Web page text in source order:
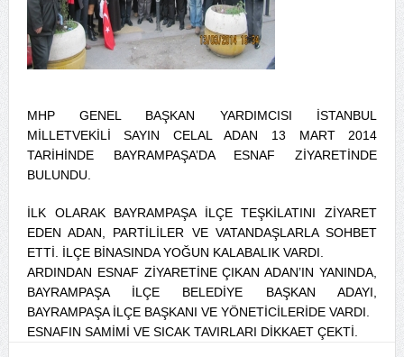
MHP GENEL BAŞKAN YARDIMCISI İSTANBUL
MİLLETVEKİLİ SAYIN CELAL ADAN 13 MART 2014
TARİHİNDE BAYRAMPAŞA’DA ESNAF ZİYARETİNDE
BULUNDU.
İLK OLARAK BAYRAMPAŞA İLÇE TEŞKİLATINI ZİYARET
EDEN ADAN, PARTİLİLER VE VATANDAŞLARLA SOHBET
ETTİ. İLÇE BİNASINDA YOĞUN KALABALIK VARDI.
ARDINDAN ESNAF ZİYARETİNE ÇIKAN ADAN’IN YANINDA,
BAYRAMPAŞA İLÇE BELEDİYE BAŞKAN ADAYI,
BAYRAMPAŞA İLÇE BAŞKANI VE YÖNETİCİLERİDE VARDI.
ESNAFIN SAMİMİ VE SICAK TAVIRLARI DİKKAET ÇEKTİ.